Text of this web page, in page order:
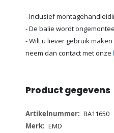
- Inclusief
- De balie wordt
- Wilt u liever gebruik
neem dan contact met onze
Product gegevens
Meer
informatie
BA11650
EMD